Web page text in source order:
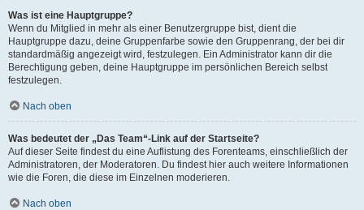
Was ist eine Hauptgruppe?
Wenn du Mitglied in mehr als einer Benutzergruppe bist, dient die
Hauptgruppe dazu, deine Gruppenfarbe sowie den Gruppenrang, der bei dir
standardmäßig angezeigt wird, festzulegen. Ein Administrator kann dir die
Berechtigung geben, deine Hauptgruppe im persönlichen Bereich selbst
festzulegen.
Nach oben
Was bedeutet der „Das Team“-Link auf der Startseite?
Auf dieser Seite findest du eine Auflistung des Forenteams, einschließlich der
Administratoren, der Moderatoren. Du findest hier auch weitere Informationen
wie die Foren, die diese im Einzelnen moderieren.
Nach oben